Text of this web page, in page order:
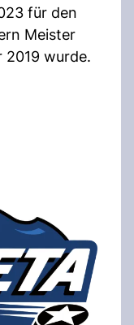
für den
Meister
2019 wurde.